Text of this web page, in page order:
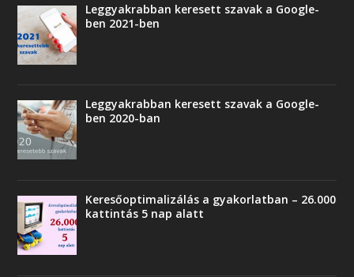
Leggyakrabban keresett szavak a Google-
ben 2021-ben
Leggyakrabban keresett szavak a Google-
ben 2020-ban
Keresőoptimalizálás a gyakorlatban – 26.000
kattintás 5 nap alatt